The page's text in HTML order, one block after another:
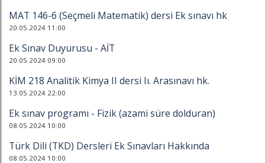
MAT 146-6 (Seçmeli Matematik) dersi Ek sınavı hk
20.05.2024 11:00
Ek Sınav Duyurusu - AİT
20.05.2024 09:00
KİM 218 Analitik Kimya II dersi Iı. Arasınavı hk.
13.05.2024 22:00
Ek sınav programı - Fizik (azami süre dolduran)
08.05.2024 10:00
Türk Dili (TKD) Dersleri Ek Sınavları Hakkında
08.05.2024 10:00